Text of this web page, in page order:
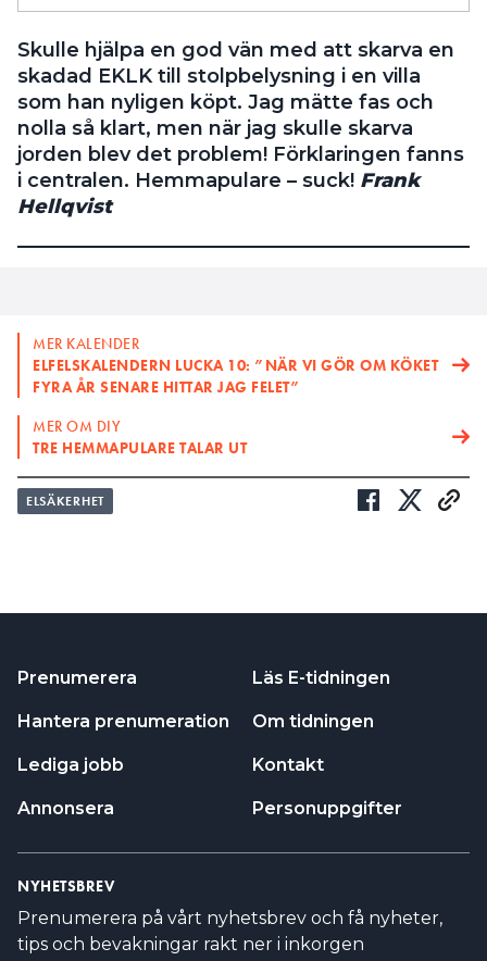
Skulle hjälpa en god vän med att skarva en
skadad EKLK till stolpbelysning i en villa
som han nyligen köpt. Jag mätte fas och
nolla så klart, men när jag skulle skarva
jorden blev det problem! Förklaringen fanns
i centralen. Hemmapulare – suck! Frank
Hellqvist
MER KALENDER
ELFELSKALENDERN LUCKA 10: ”NÄR VI GÖR OM KÖKET
FYRA ÅR SENARE HITTAR JAG FELET”
MER OM DIY
TRE HEMMAPULARE TALAR UT
ELSÄKERHET
Prenumerera
Hantera prenumeration
Lediga jobb
Annonsera
Läs E-tidningen
Om tidningen
Kontakt
Personuppgifter
NYHETSBREV
Prenumerera på vårt nyhetsbrev och få nyheter,
tips och bevakningar rakt ner i inkorgen